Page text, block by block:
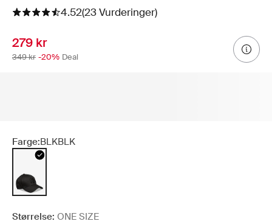
4.52(23 Vurderinger)
279 kr
349 kr -20% Deal
Farge:BLKBLK
Størrelse: ONE SIZE